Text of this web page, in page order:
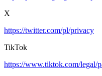
X
https://twitter.com/pl/privacy
TikTok
https://www.tiktok.com/legal/